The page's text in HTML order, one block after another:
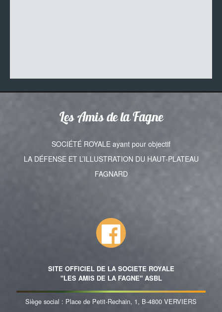
Les Amis de la Fagne
SOCIÉTÉ ROYALE ayant pour objectif
LA DÉFENSE ET L’ILLUSTRATION DU HAUT-PLATEAU
FAGNARD
SITE OFFICIEL DE LA SOCIETE ROYALE
"LES AMIS DE LA FAGNE" ASBL
Siège social : Place de Petit-Rechain, 1, B-4800 VERVIERS